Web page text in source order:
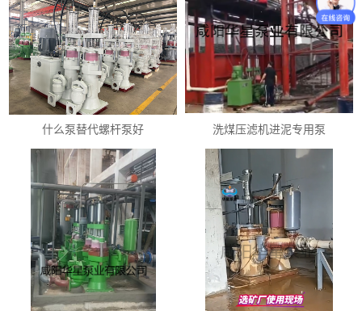
什么泵替代螺杆泵好 洗煤压滤机进泥专用泵